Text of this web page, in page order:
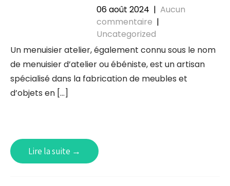
06 août 2024 | Aucun
commentaire |
Uncategorized
Un menuisier atelier, également connu sous le nom
de menuisier d’atelier ou ébéniste, est un artisan
spécialisé dans la fabrication de meubles et
d’objets en […]
Lire la suite →